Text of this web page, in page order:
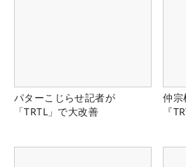
パターこじらせ記者が
「TRTL」で大改善
仲宗
『